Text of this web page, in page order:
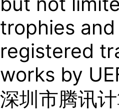
trophies
registered
works by
深圳市腾讯